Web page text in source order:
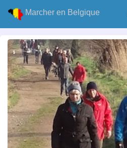
Marcher en Belgique